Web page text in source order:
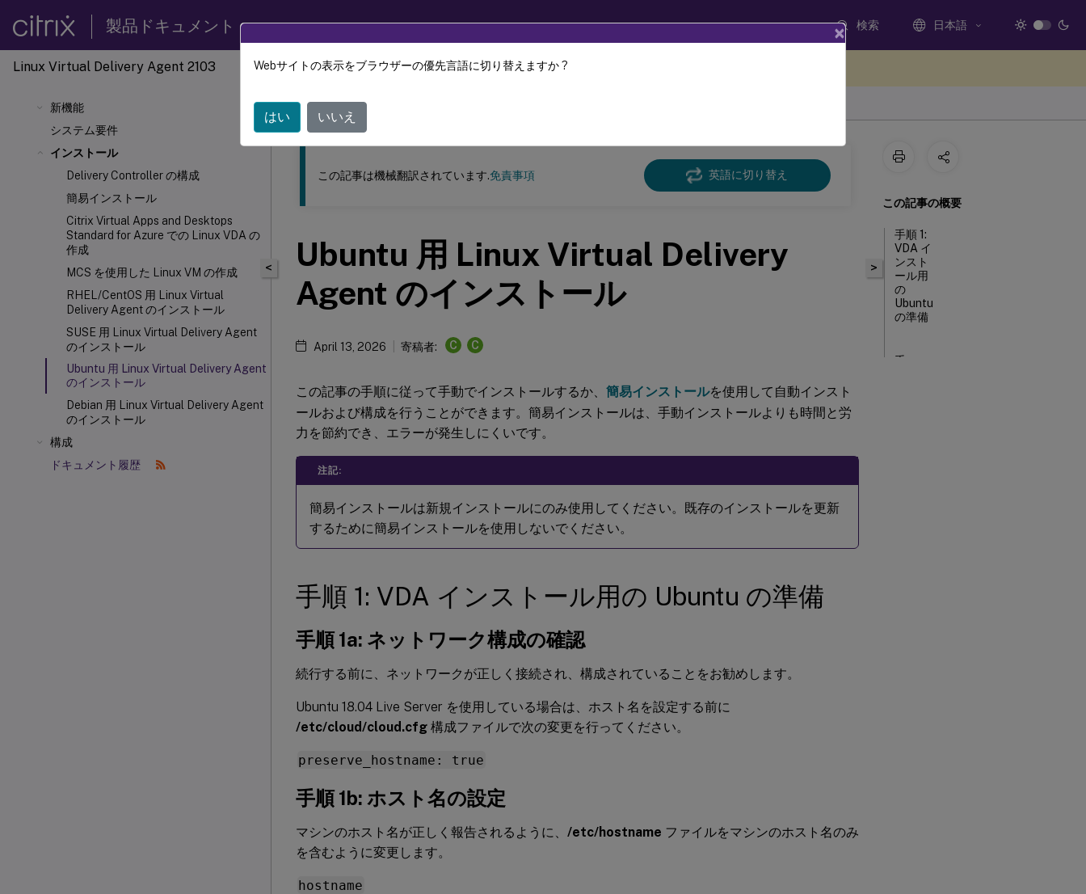
製品ドキュメント 検索 日本語
Linux Virtual Delivery Agent 2103
新機能
システム要件
インストール
Delivery Controller の構成
簡易インストール
Citrix Virtual Apps and Desktops
Standard for Azure での Linux VDA の
作成
MCS を使用した Linux VM の作成
RHEL/CentOS 用 Linux Virtual
Delivery Agent のインストール
SUSE 用 Linux Virtual Delivery Agent
のインストール
Ubuntu 用 Linux Virtual Delivery Agent
のインストール
Debian 用 Linux Virtual Delivery Agent
のインストール
構成
ドキュメント履歴
このコンテンツは動的に機械翻訳されています。
リナックス バーチャル デリバリー エージェント
<
この記事は機械翻訳されています.免責事項 英語に切り替え
Ubuntu 用 Linux Virtual Delivery
Agent のインストール
April 13, 2026 寄稿者: C C
この記事の手順に従って手動でインストールするか、 簡易インストールを使用して自動インスト
ールおよび構成を行うことができます。簡易インストールは、手動インストールよりも時間と労
力を節約でき、エラーが発生しにくいです。
注記:
簡易インストールは新規インストールにのみ使用してください。既存のインストールを更新
するために簡易インストールを使用しないでください。
手順 1: VDA インストール用の Ubuntu の準備
手順 1a: ネットワーク構成の確認
続行する前に、ネットワークが正しく接続され、構成されていることをお勧めします。
Ubuntu 18.04 Live Server を使用している場合は、ホスト名を設定する前に
/etc/cloud/cloud.cfg 構成ファイルで次の変更を行ってください。
preserve_hostname: true
手順 1b: ホスト名の設定
マシンのホスト名が正しく報告されるように、 /etc/hostname ファイルをマシンのホスト名のみ
を含むように変更します。
hostname
>
この記事の概要
手順 1:
VDA イ
ンスト
ール用
の
Ubuntu
の準備
手
×
Webサイトの表示をブラウザーの優先言語に切り替えますか ?
はい いいえ